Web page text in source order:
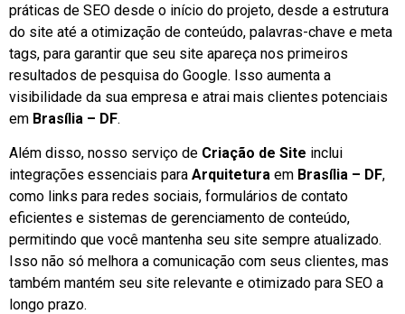
práticas de SEO desde o início do projeto, desde a estrutura
do site até a otimização de conteúdo, palavras-chave e meta
tags, para garantir que seu site apareça nos primeiros
resultados de pesquisa do Google. Isso aumenta a
visibilidade da sua empresa e atrai mais clientes potenciais
em Brasília – DF.
Além disso, nosso serviço de Criação de Site inclui
integrações essenciais para Arquitetura em Brasília – DF,
como links para redes sociais, formulários de contato
eficientes e sistemas de gerenciamento de conteúdo,
permitindo que você mantenha seu site sempre atualizado.
Isso não só melhora a comunicação com seus clientes, mas
também mantém seu site relevante e otimizado para SEO a
longo prazo.